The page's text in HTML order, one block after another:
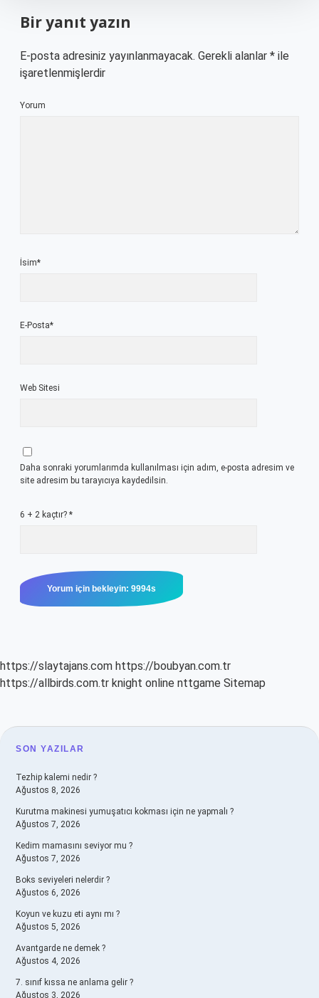
Bir yanıt yazın
E-posta adresiniz yayınlanmayacak. Gerekli alanlar * ile
işaretlenmişlerdir
Yorum
İsim*
E-Posta*
Web Sitesi
Daha sonraki yorumlarımda kullanılması için adım, e-posta adresim ve
site adresim bu tarayıcıya kaydedilsin.
6 + 2 kaçtır? *
https://slaytajans.com https://boubyan.com.tr
https://allbirds.com.tr knight online nttgame Sitemap
SIDEBAR
SON YAZILAR
Tezhip kalemi nedir ?
Ağustos 8, 2026
Kurutma makinesi yumuşatıcı kokması için ne yapmalı ?
Ağustos 7, 2026
Kedim mamasını seviyor mu ?
Ağustos 7, 2026
Boks seviyeleri nelerdir ?
Ağustos 6, 2026
Koyun ve kuzu eti aynı mı ?
Ağustos 5, 2026
Avantgarde ne demek ?
Ağustos 4, 2026
7. sınıf kıssa ne anlama gelir ?
Ağustos 3, 2026